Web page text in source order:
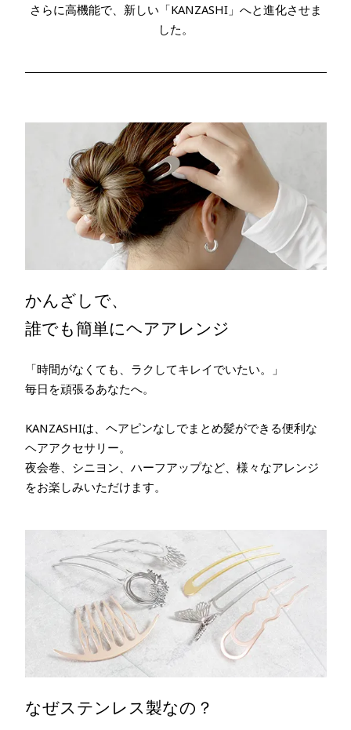
さらに高機能で、新しい「KANZASHI」へと進化させま
した。
かんざしで、
誰でも簡単にヘアアレンジ
「時間がなくても、ラクしてキレイでいたい。」
毎日を頑張るあなたへ。
KANZASHIは、ヘアピンなしでまとめ髪ができる便利な
ヘアアクセサリー。
夜会巻、シニヨン、ハーフアップなど、様々なアレンジ
をお楽しみいただけます。
なぜステンレス製なの？